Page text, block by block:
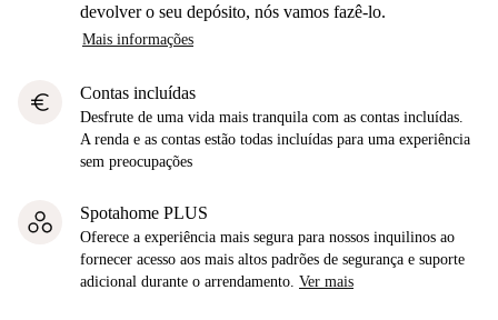
devolver o seu depósito, nós vamos fazê-lo.
Mais informações
euro Contas incluídas
Desfrute de uma vida mais tranquila com as contas incluídas.
A renda e as contas estão todas incluídas para uma experiência
sem preocupações
Spotahome PLUS
Oferece a experiência mais segura para nossos inquilinos ao
fornecer acesso aos mais altos padrões de segurança e suporte
adicional durante o arrendamento. Ver mais